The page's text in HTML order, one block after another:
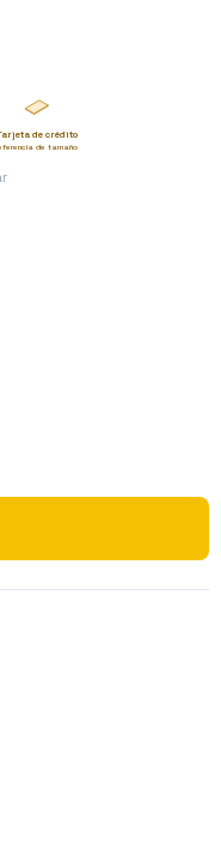
de crédito
de tamaño